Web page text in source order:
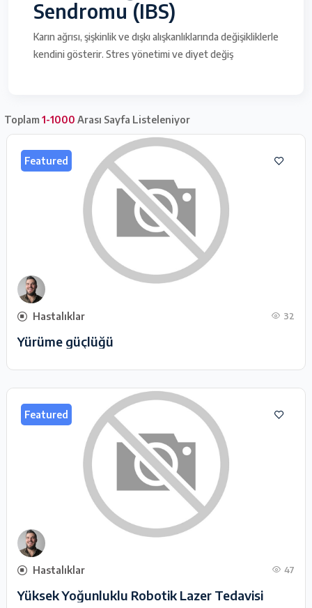
Sendromu (IBS)
Karın ağrısı, şişkinlik ve dışkı alışkanlıklarında değişikliklerle
kendini gösterir. Stres yönetimi ve diyet değiş
Toplam 1-1000 Arası Sayfa Listeleniyor
Featured
Hastalıklar 32
Yürüme güçlüğü
Featured
Hastalıklar 47
Yüksek Yoğunluklu Robotik Lazer Tedavisi